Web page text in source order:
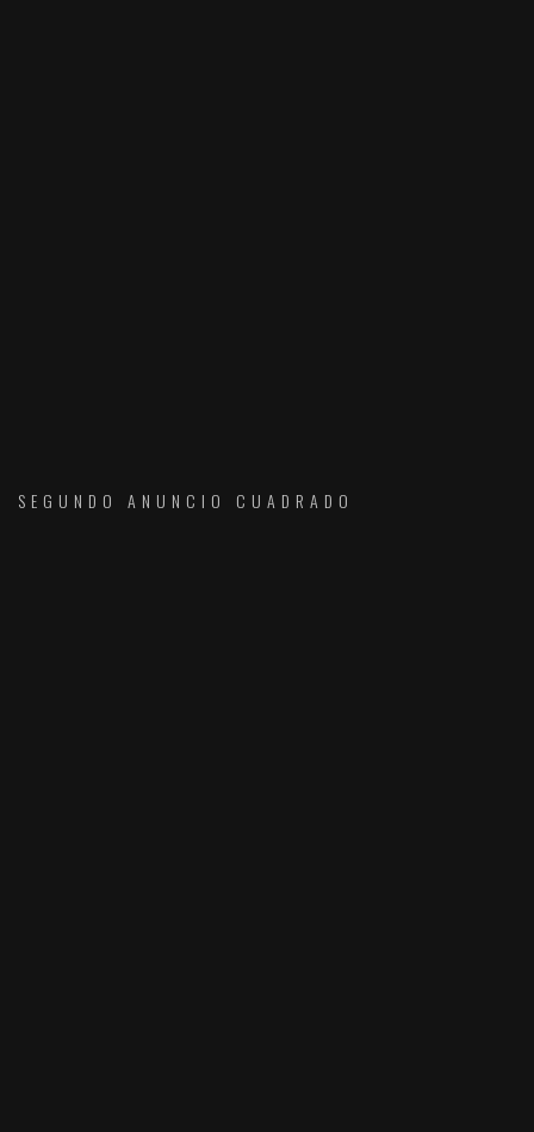
SEGUNDO ANUNCIO CUADRADO